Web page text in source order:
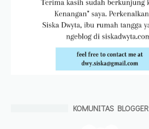
KOMUNITAS BLOGGER